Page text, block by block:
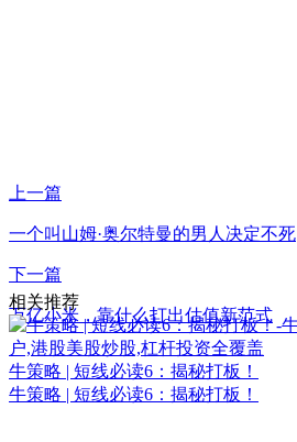
上一篇
一个叫山姆·奥尔特曼的男人决定不死
下一篇
万亿小米，靠什么打出估值新范式
相关推荐
牛策略 | 短线必读6：揭秘打板！
牛策略 | 短线必读6：揭秘打板！